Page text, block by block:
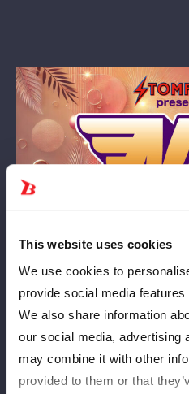
This website uses cookies
We use cookies to
provide social media
We also share information
our social media, advertising
may combine it with other
provided to them or that
7月4日（金）『プロレスファン
Presents NEW BLOOD 23』板橋
チケット予定枚数が全て完売い
多くのお客様にご購入いただき
た。
当日券の販売もございませんの